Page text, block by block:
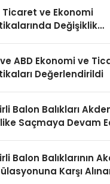
Ticaret ve Ekonomi
Değişiklik
ABD Ekonomi ve
Değerlendirildi
Balon Balıkları
Saçmaya Devam
Balon Balıklarının
Karşı